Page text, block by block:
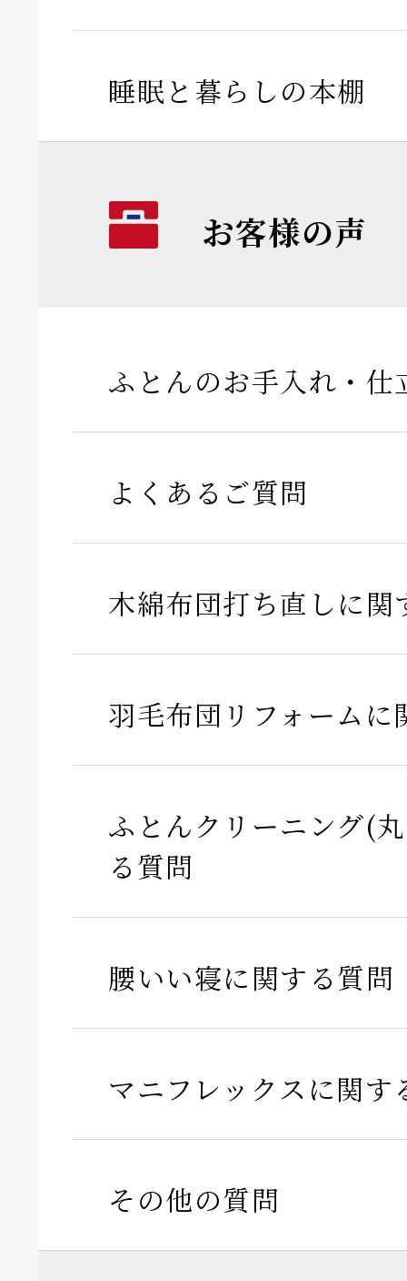
睡眠と暮らしの本棚
お客様の声
ふとんのお手入れ・仕
よくあるご質問
木綿布団打ち直しに関
羽毛布団リフォームに
ふとんクリーニング(
る質問
腰いい寝に関する質問
マニフレックスに関す
その他の質問